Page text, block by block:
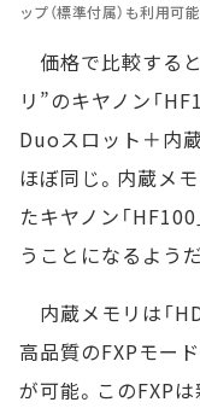
ップ（標準付属）も利用可
価格で比較する
リ”のキヤノン「
Duoスロット＋内
ほぼ同じ。内蔵メ
たキヤノン「
うことになるようだ
内蔵メモリは「
高品質のFXPモー
が可能。このFXP